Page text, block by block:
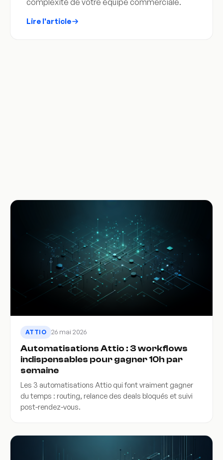
Lire l'article
ATTIO 26 mai 2026
Automatisations Attio : 3 workflows
indispensables pour gagner 10h par
semaine
Les 3 automatisations Attio qui font vraiment gagner
du temps : routing, relance des deals bloqués et suivi
post-rendez-vous.